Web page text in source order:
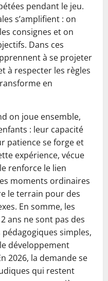
pendant le jeu.
s’amplifient : on
consignes et on
Dans ces
à se projeter
à respecter les règles
en
on joue ensemble,
: leur capacité
patience se forge et
expérience, vécue
renforce le lien
moments ordinaires
le terrain pour des
En somme, les
ans ne sont pas des
simples,
développement
2026, la demande se
qui restent